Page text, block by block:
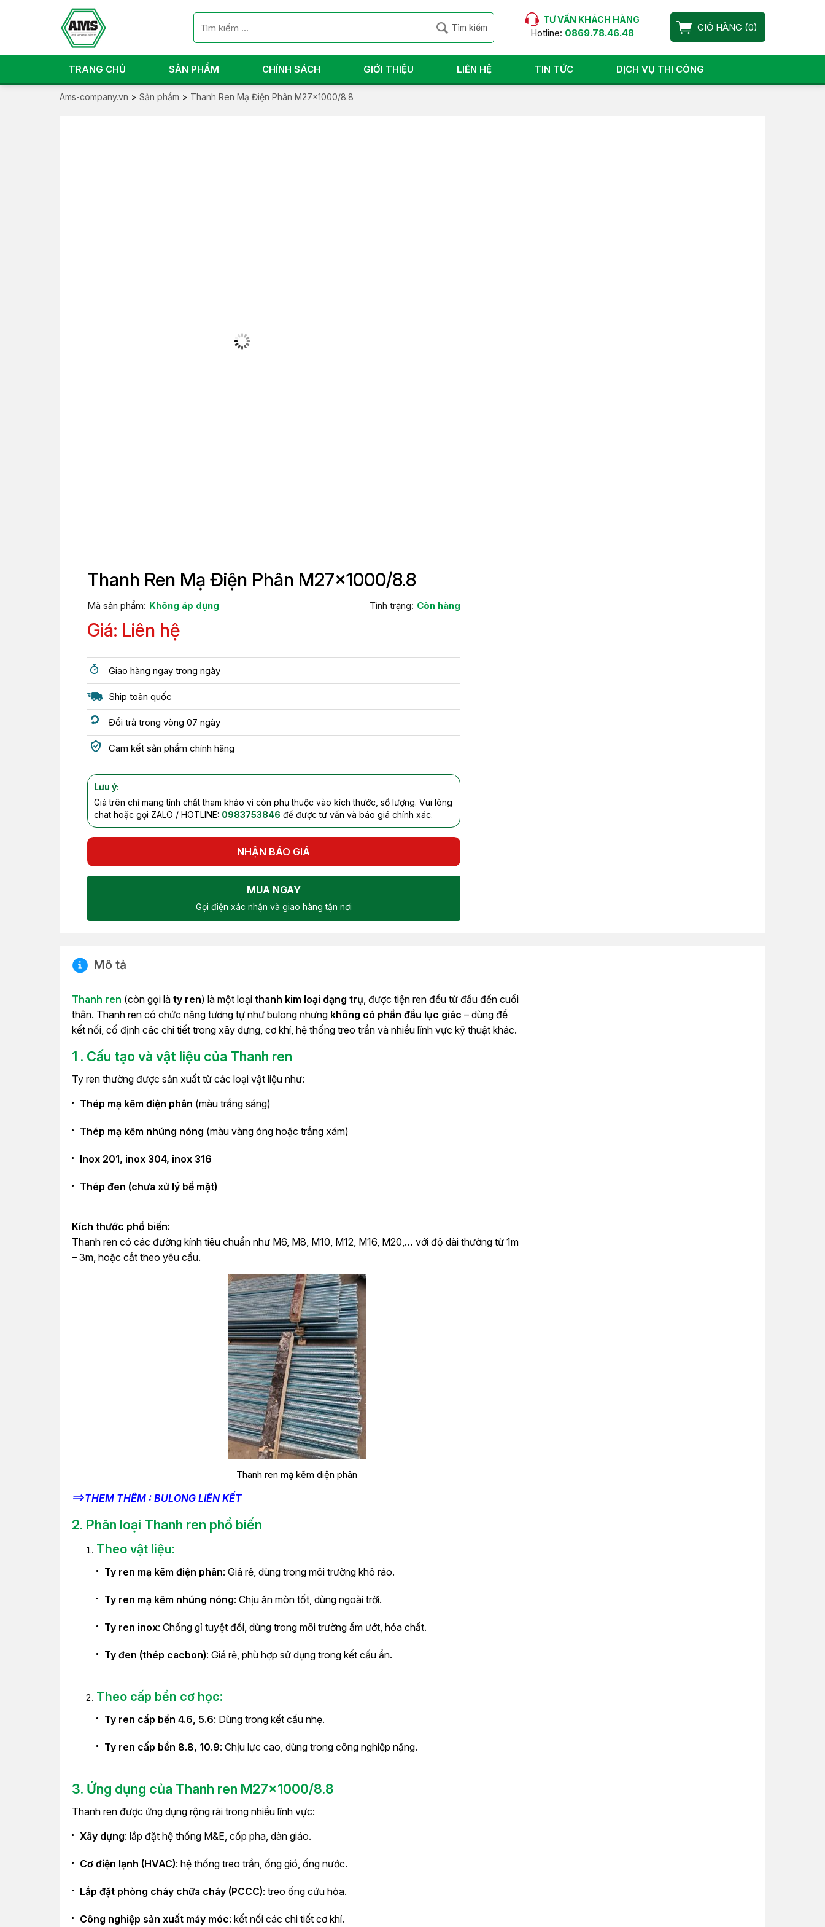
GIỎ HÀNG (0)
TƯ VẤN KHÁCH HÀNG
Hotline: 0869.78.46.48
TRANG CHỦ SẢN PHẨM CHÍNH SÁCH GIỚI THIỆU LIÊN HỆ TIN TỨC DỊCH VỤ THI CÔNG
Ams-company.vn > Sản phẩm > Thanh Ren Mạ Điện Phân M27x1000/8.8
Thanh Ren Mạ Điện Phân M27x1000/8.8
Mã sản phẩm: Không áp dụng Tình trạng: Còn hàng
Giá: Liên hệ
Giao hàng ngay trong ngày
Ship toàn quốc
Đổi trả trong vòng 07 ngày
Cam kết sản phẩm chính hãng
Lưu ý:
Giá trên chỉ mang tính chất tham khảo vì còn phụ thuộc vào kích thước, số lượng. Vui lòng
chat hoặc gọi ZALO / HOTLINE: 0983753846 để được tư vấn và báo giá chính xác.
NHẬN BÁO GIÁ
MUA NGAY
Gọi điện xác nhận và giao hàng tận nơi
Mô tả
Thanh ren (còn gọi là ty ren) là một loại thanh kim loại dạng trụ, được tiện ren đều từ đầu đến cuối
thân. Thanh ren có chức năng tương tự như bulong nhưng không có phần đầu lục giác – dùng để
kết nối, cố định các chi tiết trong xây dựng, cơ khí, hệ thống treo trần và nhiều lĩnh vực kỹ thuật khác.
1 . Cấu tạo và vật liệu của Thanh ren
Ty ren thường được sản xuất từ các loại vật liệu như:
Thép mạ kẽm điện phân (màu trắng sáng)
Thép mạ kẽm nhúng nóng (màu vàng óng hoặc trắng xám)
Inox 201, inox 304, inox 316
Thép đen (chưa xử lý bề mặt)
Kích thước phổ biến:
Thanh ren có các đường kính tiêu chuẩn như M6, M8, M10, M12, M16, M20,… với độ dài thường từ 1m
– 3m, hoặc cắt theo yêu cầu.
Thanh ren mạ kẽm điện phân
==>THEM THÊM : BULONG LIÊN KẾT
2. Phân loại Thanh ren phổ biến
Theo vật liệu:
Ty ren mạ kẽm điện phân: Giá rẻ, dùng trong môi trường khô ráo.
Ty ren mạ kẽm nhúng nóng: Chịu ăn mòn tốt, dùng ngoài trời.
Ty ren inox: Chống gỉ tuyệt đối, dùng trong môi trường ẩm ướt, hóa chất.
Ty đen (thép cacbon): Giá rẻ, phù hợp sử dụng trong kết cấu ẩn.
Theo cấp bền cơ học:
Ty ren cấp bền 4.6, 5.6: Dùng trong kết cấu nhẹ.
Ty ren cấp bền 8.8, 10.9: Chịu lực cao, dùng trong công nghiệp nặng.
3. Ứng dụng của Thanh ren M27x1000/8.8
Thanh ren được ứng dụng rộng rãi trong nhiều lĩnh vực:
Xây dựng: lắp đặt hệ thống M&E, cốp pha, dàn giáo.
Cơ điện lạnh (HVAC): hệ thống treo trần, ống gió, ống nước.
Lắp đặt phòng cháy chữa cháy (PCCC): treo ống cứu hỏa.
Công nghiệp sản xuất máy móc: kết nối các chi tiết cơ khí.